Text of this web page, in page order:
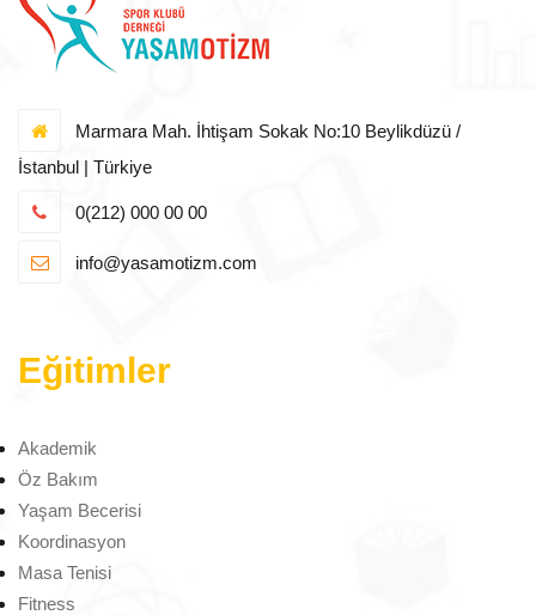
Marmara Mah. İhtişam Sokak No:10 Beylikdüzü /
İstanbul | Türkiye
0(212) 000 00 00
info@yasamotizm.com
Eğitimler
Akademik
Öz Bakım
Yaşam Becerisi
Koordinasyon
Masa Tenisi
Fitness